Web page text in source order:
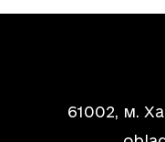
61002, м.